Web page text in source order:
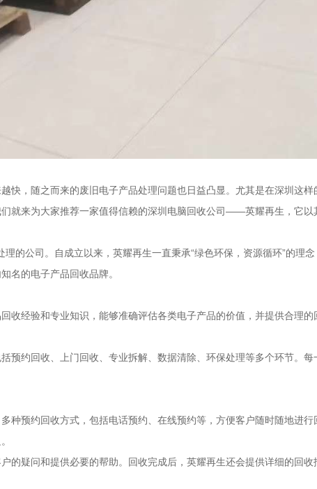
快，随之而来的废旧电子产品处理问题也日益凸显。尤其是在深圳这
就来为大家推荐一家值得信赖的深圳电脑回收公司——英耀再生，它以
的公司。自成立以来，英耀再生一直秉承“绿色环保，资源循环”的理
名的电子产品回收品牌。
收经验和专业知识，能够准确评估各类电子产品的价值，并提供合理
预约回收、上门回收、专业拆解、数据清除、环保处理等多个环节。
种预约回收方式，包括电话预约、在线预约等，方便客户随时随地进
的疑问和提供必要的帮助。回收完成后，英耀再生还会提供详细的回收